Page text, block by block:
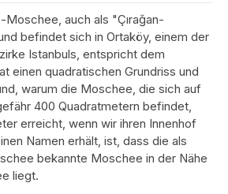
auch als "Çırağan-
befindet sich in Ortaköy, einem der
Istanbuls, entspricht dem
einen quadratischen Grundriss und
warum die Moschee, die sich auf
400 Quadratmetern befindet,
erreicht, wenn wir ihren Innenhof
Namen erhält, ist, dass die als
bekannte Moschee in der Nähe
liegt.